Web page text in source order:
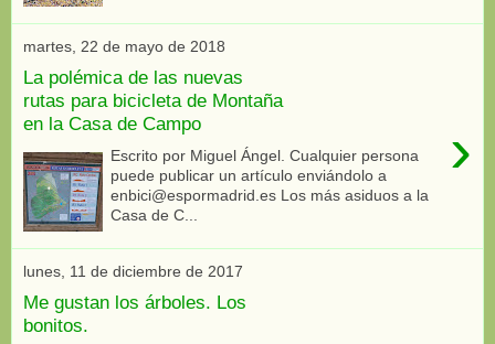
martes, 22 de mayo de 2018
La polémica de las nuevas
rutas para bicicleta de Montaña
en la Casa de Campo
›
Escrito por Miguel Ángel. Cualquier persona
puede publicar un artículo enviándolo a
enbici@espormadrid.es Los más asiduos a la
Casa de C...
lunes, 11 de diciembre de 2017
Me gustan los árboles. Los
bonitos.